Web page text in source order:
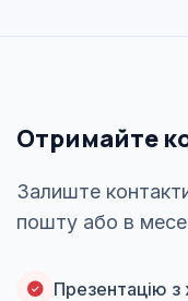
Отримайте
Залиште
пошту або в
Презентацію з